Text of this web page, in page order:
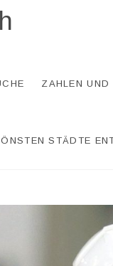
ZAHLEN UND
STÄDTE